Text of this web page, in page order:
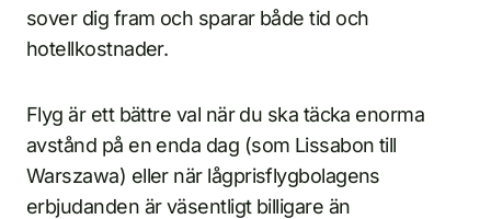
sover dig fram och sparar både tid och
hotellkostnader.
Flyg är ett bättre val när du ska täcka enorma
avstånd på en enda dag (som Lissabon till
Warszawa) eller när lågprisflygbolagens
erbjudanden är väsentligt billigare än